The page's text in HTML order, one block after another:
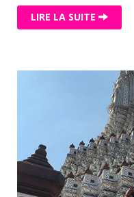
LIRE LA SUITE